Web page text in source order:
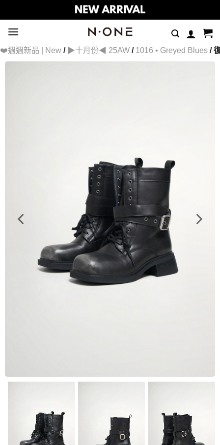
to
content
❤️週週新品 | New / ▶十月份◀ 25AW / 1016 • Greyed Blues /